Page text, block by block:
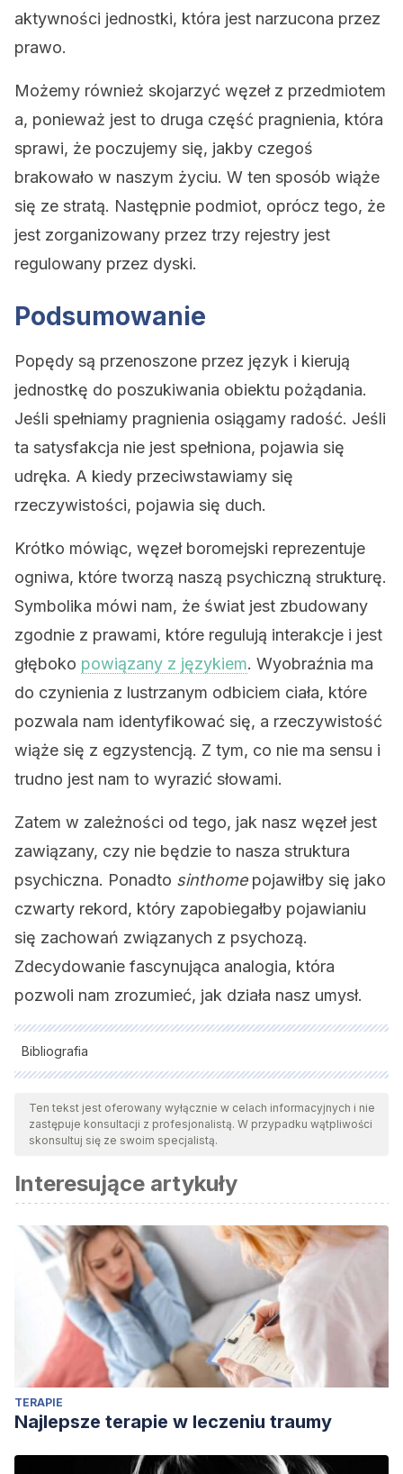
aktywności jednostki, która jest narzucona przez
prawo.
Możemy również skojarzyć węzeł z przedmiotem
a, ponieważ jest to druga część pragnienia, która
sprawi, że poczujemy się, jakby czegoś
brakowało w naszym życiu. W ten sposób wiąże
się ze stratą. Następnie podmiot, oprócz tego, że
jest zorganizowany przez trzy rejestry jest
regulowany przez dyski.
Podsumowanie
Popędy są przenoszone przez język i kierują
jednostkę do poszukiwania obiektu pożądania.
Jeśli spełniamy pragnienia osiągamy radość. Jeśli
ta satysfakcja nie jest spełniona, pojawia się
udręka. A kiedy przeciwstawiamy się
rzeczywistości, pojawia się duch.
Krótko mówiąc, węzeł boromejski reprezentuje
ogniwa, które tworzą naszą psychiczną strukturę.
Symbolika mówi nam, że świat jest zbudowany
zgodnie z prawami, które regulują interakcje i jest
głęboko powiązany z językiem. Wyobraźnia ma
do czynienia z lustrzanym odbiciem ciała, które
pozwala nam identyfikować się, a rzeczywistość
wiąże się z egzystencją. Z tym, co nie ma sensu i
trudno jest nam to wyrazić słowami.
Zatem w zależności od tego, jak nasz węzeł jest
zawiązany, czy nie będzie to nasza struktura
psychiczna. Ponadto sinthomepojawiłby się jako
czwarty rekord, który zapobiegałby pojawianiu
się zachowań związanych z psychozą.
Zdecydowanie fascynująca analogia, która
pozwoli nam zrozumieć, jak działa nasz umysł.
Bibliografia
Wszystkie cytowane źródła zostały gruntownie
przeanalizowane przez nasz zespół w celu zapewnienia ich
jakości, wiarygodności, aktualności i ważności. Bibliografia
względem naukowym lub akademickim.
Lacan, J. (1953). Lo simbólico, lo imaginario y lo real.De los
nombres del padre,11-64.
Lacan, J. (1956/1996). El seminario. La relación de objeto,
Buenos Aires: Paidós.
Ten tekst jest oferowany wyłącznie w celach informacyjnych i nie
zastępuje konsultacji z profesjonalistą. W przypadku wątpliwości
skonsultuj się ze swoim specjalistą.
Interesujące artykuły
TERAPIE
Najlepsze terapie w leczeniu traumy